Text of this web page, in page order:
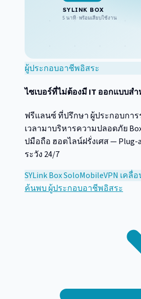
SYLINK BOX
5 นาที · พร้อมเสียบใช้งาน
ผู้ประกอบอาชีพอิสระ
ไซเบอร์ที่ไม่ต้องมี IT ออกแบบส
ฟรีแลนซ์ ที่ปรึกษา ผู้ประกอบการ
เวลามาบริหารความปลอดภัย
ปมือถือ ฮอตไลน์ฝรั่งเศส — Plug-
ระวัง 24/7
SYLink Box SoloMobileVPN เคลื่
ค้นพบ ผู้ประกอบอาชีพอิสระ